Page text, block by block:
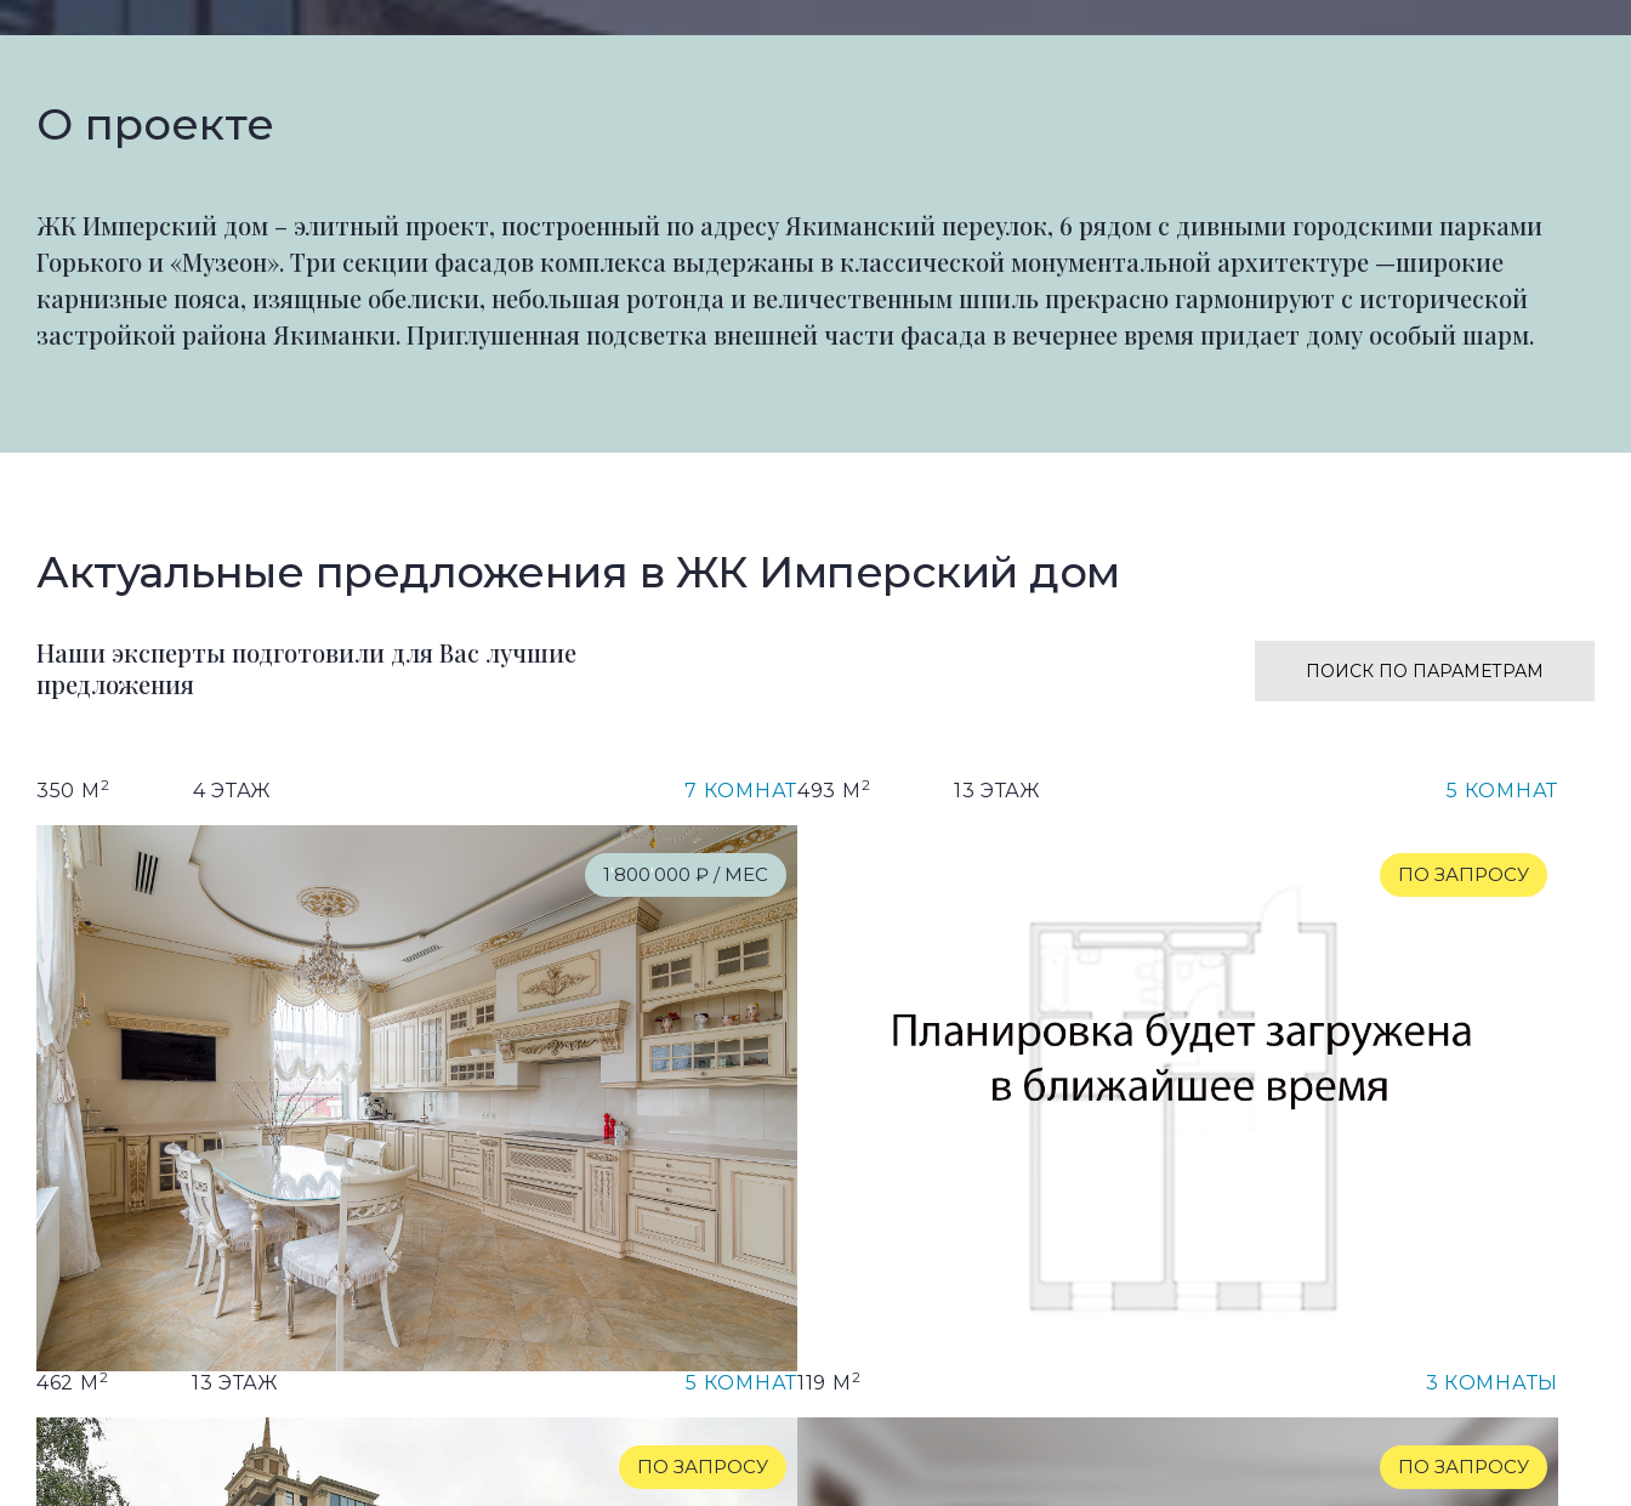
О проекте
ЖК Имперский дом – элитный проект, построенный по адресу Якиманский переулок, 6 рядом с дивными городскими парками
Горького и «Музеон». Три секции фасадов комплекса выдержаны в классической монументальной архитектуре —широкие
карнизные пояса, изящные обелиски, небольшая ротонда и величественным шпиль прекрасно гармонируют с исторической
застройкой района Якиманки. Приглушенная подсветка внешней части фасада в вечернее время придает дому особый шарм.
Актуальные предложения в ЖК Имперский дом
Наши эксперты подготовили для Вас лучшие
предложения
ПОИСК ПО ПАРАМЕТРАМ
350 М 2 4 ЭТАЖ 7 КОМНАТ
1'800'000 ₽ / МЕС
493 М 2 13 ЭТАЖ 5 КОМНАТ
ПО ЗАПРОСУ
462 М2 13 ЭТАЖ 5 КОМНАТ
ПО ЗАПРОСУ
119 М 2 3 КОМНАТЫ
ПО ЗАПРОСУ